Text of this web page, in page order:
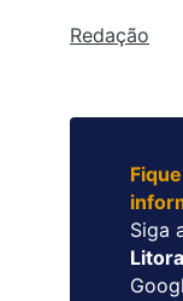
Redação
Siga